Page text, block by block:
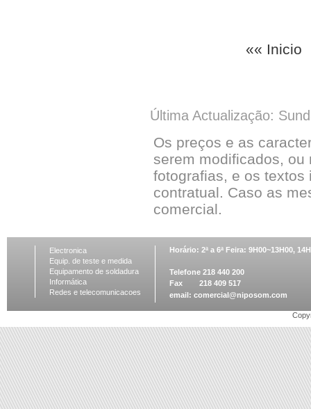
«« Inicio
Última Actualização:
Os preços e as
serem modificados, ou
fotografias, e os
contratual. Caso as
comercial.
Electronica
Equip. de teste e medida
Equipamento de soldadura
Informática
Redes e telecomunicacoes
Horário: 2ª a 6ª Feira: 9H00~13H00,
Telefone 218 440 200
Fax 218 409 517
email: comercial@niposom.com